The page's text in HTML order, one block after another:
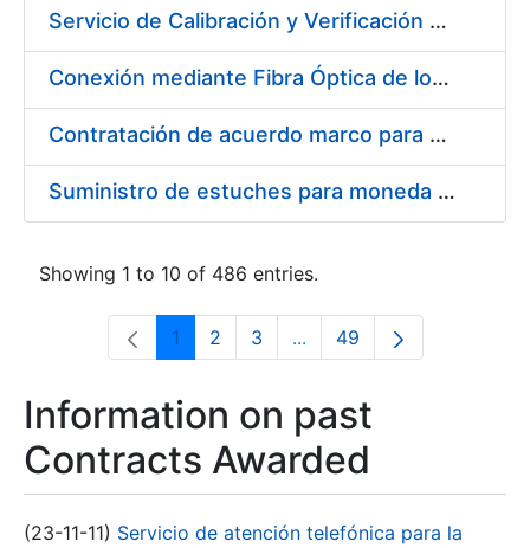
Servicio de Calibración y Verificación Externa de los Equipos de Medición del Servicio de Prevención de la FNMT-RCM
Conexión mediante Fibra Óptica de los Centros de Proceso de Datos (CPDs) de las sedes de la FNMT-RCM de Burgos y Madrid
Contratación de acuerdo marco para el Suministro de Material de Electricidad para la Fábrica Nacional de Moneda y Timbre-Real Casa de la Moneda en su centro de trabajo de Burgos
Suministro de estuches para moneda de 30 €
Showing 1 to 10 of 486 entries.
Page
1 Page
2 Page
3 ...Intermediate Pages Use
Page
49
Information on past
Contracts Awarded
(23-11-11) Servicio de atención telefónica para la